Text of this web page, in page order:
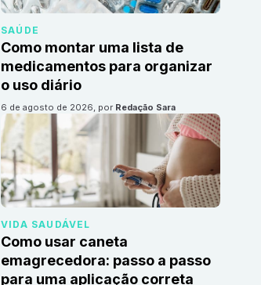
SAÚDE
Como montar uma lista de
medicamentos para organizar
o uso diário
6 de agosto de 2026, por Redação Sara
VIDA SAUDÁVEL
Como usar caneta
emagrecedora: passo a passo
para uma aplicação correta